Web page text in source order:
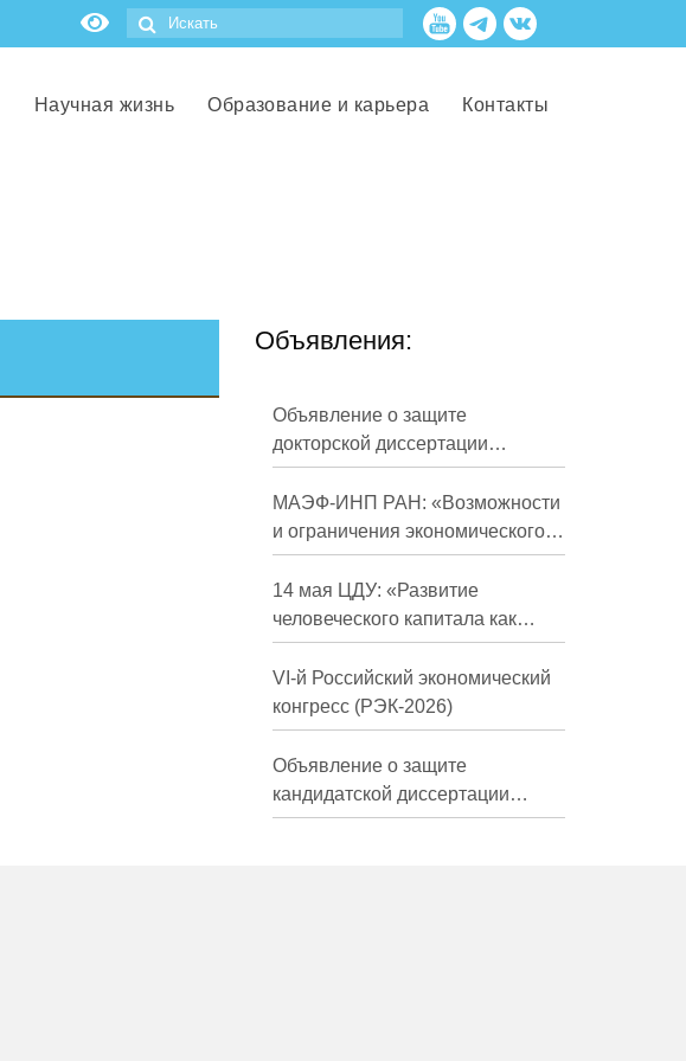
Научная жизнь Образование и карьера Контакты
Объявления:
Объявление о защите
докторской диссертации
Кузнецова Михаила
Евгеньевича
МАЭФ-ИНП РАН: «Возможности
и ограничения экономического
развития России в средне- и
долгосрочной перспективе»
14 мая ЦДУ: «Развитие
человеческого капитала как
фактор экономического роста»
VI-й Российский экономический
конгресс (РЭК-2026)
Объявление о защите
кандидатской диссертации
Трындиной Николь Сергеевны